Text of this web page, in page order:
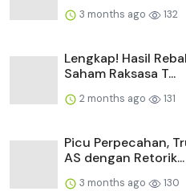
3 months ago 132
Lengkap! Hasil
Saham Raksasa T...
2 months ago 131
Picu Perpecahan,
AS dengan Retorik...
3 months ago 130